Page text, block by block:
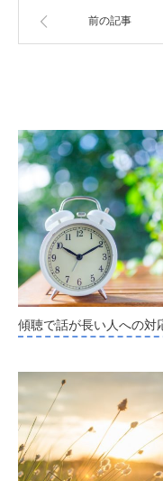
前の記事
傾聴で話が長い人への対